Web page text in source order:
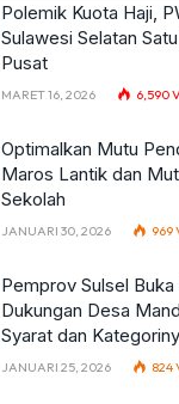
Polemik Kuota Haji,
Sulawesi Selatan
Pusat
MARET 16, 2026 6,590
Optimalkan Mutu
Maros Lantik dan
Sekolah
JANUARI 30, 2026 969
Pemprov Sulsel
Dukungan Desa
Syarat dan
JANUARI 25, 2026 824